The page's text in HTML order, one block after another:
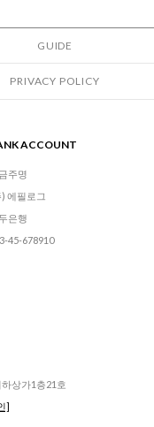
GUIDE
PRIVACY POLICY
ACCOUNT
주명
에필로그
은행
45-678910
하상가1층21호
]